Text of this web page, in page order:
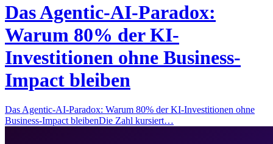
Das Agentic-AI-Paradox:
Warum 80% der KI-
Investitionen ohne Business-
Impact bleiben
Das Agentic-AI-Paradox: Warum 80% der KI-Investitionen ohne
Business-Impact bleibenDie Zahl kursiert…